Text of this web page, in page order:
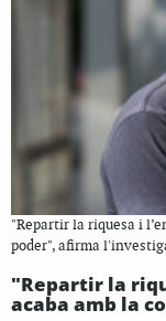
"Repartir la riquesa i
poder", afirma
"Repartir la
acaba amb la